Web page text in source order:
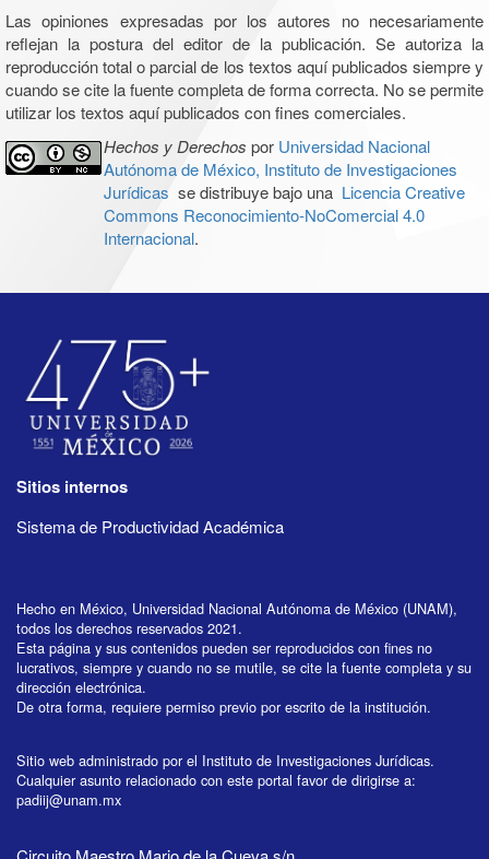
Las opiniones expresadas por los autores no necesariamente
reflejan la postura del editor de la publicación. Se autoriza la
reproducción total o parcial de los textos aquí publicados siempre y
cuando se cite la fuente completa de forma correcta. No se permite
utilizar los textos aquí publicados con fines comerciales.
Hechos y Derechos por Universidad Nacional
Autónoma de México, Instituto de Investigaciones
Jurídicas se distribuye bajo una Licencia Creative
Commons Reconocimiento-NoComercial 4.0
Internacional.
Sitios internos
Sistema de Productividad Académica
Hecho en México, Universidad Nacional Autónoma de México (UNAM),
todos los derechos reservados 2021.
Esta página y sus contenidos pueden ser reproducidos con fines no
lucrativos, siempre y cuando no se mutile, se cite la fuente completa y su
dirección electrónica.
De otra forma, requiere permiso previo por escrito de la institución.
Sitio web administrado por el Instituto de Investigaciones Jurídicas.
Cualquier asunto relacionado con este portal favor de dirigirse a:
padiij@unam.mx